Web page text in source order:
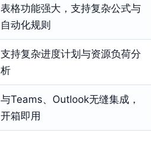
表格功能强大，支持复杂公式与
自动化规则
支持复杂进度计划与资源负荷分
析
与Teams、Outlook无缝集成，
开箱即用